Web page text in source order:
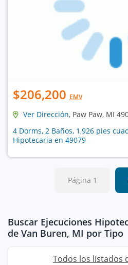
$206,200 EMV
Ver Dirección, Paw Paw, MI
4 Dorms, 2 Baños, 1,926 pies
Hipotecaria en 49079
Página 1
Buscar Ejecuciones
de Van Buren, MI por Tipo
Todos los listados